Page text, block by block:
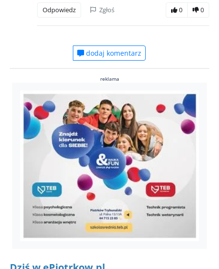
Odpowiedz Zgłoś 0 0
dodaj komentarz
reklama